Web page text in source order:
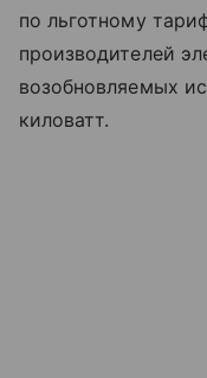
по льготному
производителей
возобновляемых
киловатт.